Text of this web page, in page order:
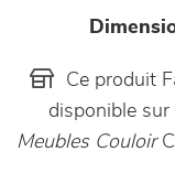
Ce produit
disponible sur
Meubles Couloir